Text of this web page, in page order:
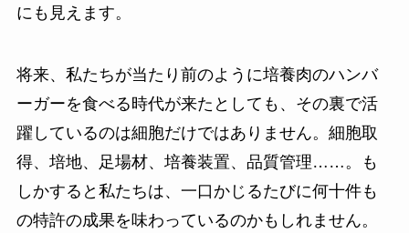
にも見えます。
将来、私たちが当たり前のように培養肉のハンバ
ーガーを食べる時代が来たとしても、その裏で活
躍しているのは細胞だけではありません。細胞取
得、培地、足場材、培養装置、品質管理……。も
しかすると私たちは、一口かじるたびに何十件も
の特許の成果を味わっているのかもしれません。